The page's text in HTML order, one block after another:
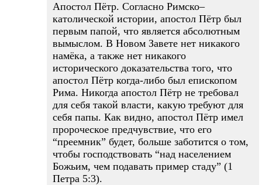
Апостол Пётр. Согласно Римско–
католической истории, апостол Пётр был
первым папой, что является абсолютным
вымыслом. В Новом Завете нет никакого
намёка, а также нет никакого
исторического доказательства того, что
апостол Пётр когда-либо был епископом
Рима. Никогда апостол Пётр не требовал
для себя такой власти, какую требуют для
себя папы. Как видно, апостол Пётр имел
пророческое предчувствие, что его
“преемник” будет, больше заботится о том,
чтобы господствовать “над населением
Божьим, чем подавать пример стаду” (1
Петра 5:3).